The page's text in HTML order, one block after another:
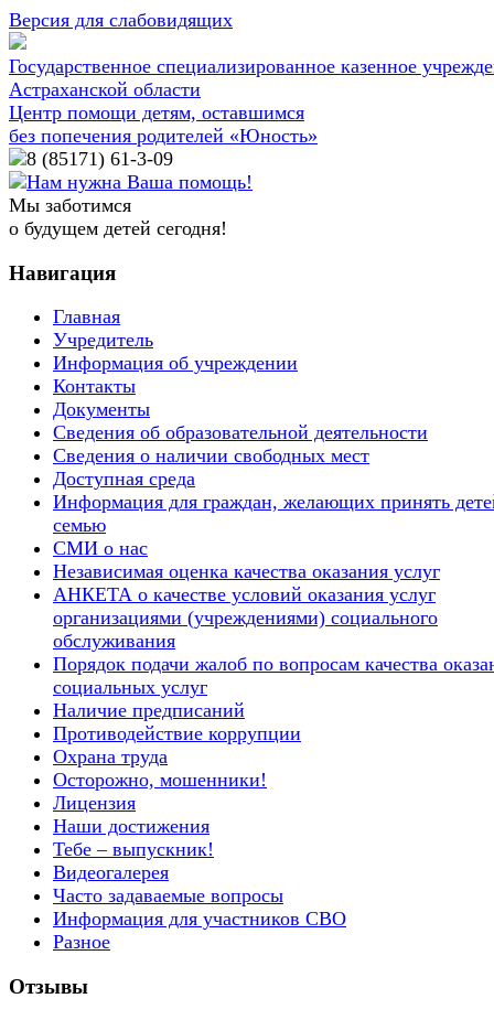
Версия для слабовидящих
Государственное специализированное казенное
Астраханской области
Центр помощи детям, оставшимся
без попечения родителей «Юность»
8 (85171) 61-3-09
Нам нужна Ваша помощь!
Мы заботимся
о будущем детей сегодня!
Навигация
Главная
Учредитель
Информация об учреждении
Контакты
Документы
Сведения об образовательной деятельности
Сведения о наличии свободных мест
Доступная среда
Информация для граждан, желающих принять
семью
СМИ о нас
Независимая оценка качества оказания услуг
АНКЕТА о качестве условий оказания услуг
организациями (учреждениями) социального
обслуживания
Порядок подачи жалоб по вопросам качества
социальных услуг
Наличие предписаний
Противодействие коррупции
Охрана труда
Осторожно, мошенники!
Лицензия
Наши достижения
Тебе – выпускник!
Видеогалерея
Часто задаваемые вопросы
Информация для участников СВО
Разное
Отзывы